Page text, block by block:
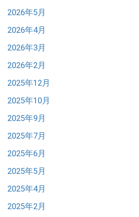
2026年5月
2026年4月
2026年3月
2026年2月
2025年12月
2025年10月
2025年9月
2025年7月
2025年6月
2025年5月
2025年4月
2025年2月